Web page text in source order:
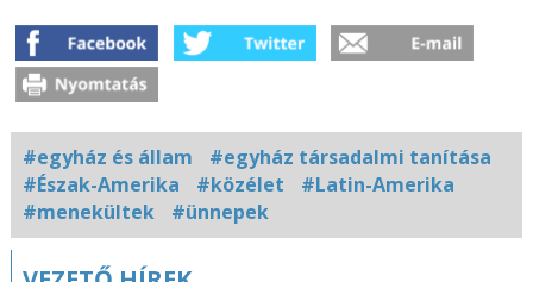
#egyház és állam
#egyház társadalmi tanítása
#Észak-Amerika
#közélet
#Latin-Amerika
#menekültek
#ünnepek
Kapcsolódó